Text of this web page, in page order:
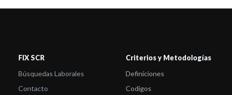
FIX SCR
Búsquedas Laborales
Contacto
Criterios y Metodologías
Definiciones
Codigos